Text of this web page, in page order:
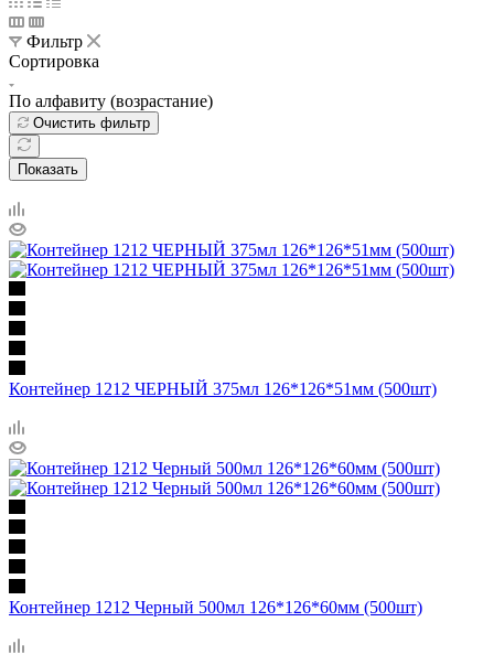
Фильтр
Сортировка
По алфавиту (возрастание)
Очистить фильтр
Показать
Контейнер 1212 ЧЕРНЫЙ 375мл 126*126*51мм (500шт)
Контейнер 1212 Черный 500мл 126*126*60мм (500шт)